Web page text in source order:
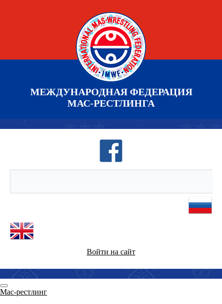
МЕЖДУНАРОДНАЯ ФЕДЕРАЦИЯ
МАС-РЕСТЛИНГА
Войти на сайт
Мас-рестлинг